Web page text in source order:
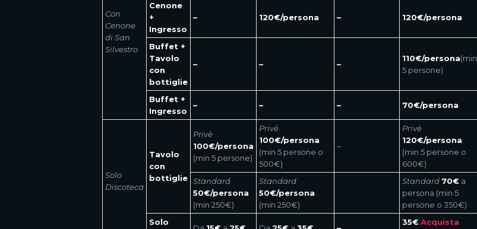
Con
Cenone
di San
Silvestro
Cenone
+
Ingresso
– 120€/persona – 120€/persona
Buffet +
Tavolo
con
bottiglie
– – –
110€/persona(min
5 persone)
Buffet +
Ingresso
– – – 70€/persona
Solo
Discoteca
Tavolo
con
bottiglie
Privè
100€/persona
(min 5 persone)
Privè
100€/persona
(min 5 persone o
500€)
–
Privè
120€/persona
(min 5 persone o
600€)
Standard
50€/persona
(min 250€)
Standard
50€/persona
(min 250€)
Standard 70€ a
persona (min 5
persone o 350€)
Solo
35€Acquista